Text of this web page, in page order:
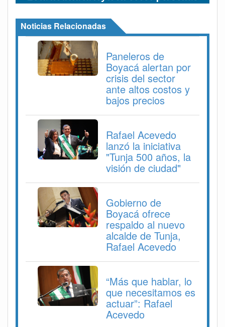
Noticias Relacionadas
Paneleros de
Boyacá alertan por
crisis del sector
ante altos costos y
bajos precios
Rafael Acevedo
lanzó la iniciativa
"Tunja 500 años, la
visión de ciudad"
Gobierno de
Boyacá ofrece
respaldo al nuevo
alcalde de Tunja,
Rafael Acevedo
“Más que hablar, lo
que necesitamos es
actuar”: Rafael
Acevedo